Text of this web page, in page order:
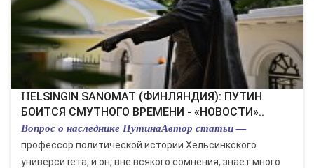
HELSINGIN SANOMAT (ФИНЛЯНДИЯ): ПУТИН
БОИТСЯ СМУТНОГО ВРЕМЕНИ - «НОВОСТИ»..
Вопрос о наследнике ПутинаАвтор статьи —
профессор политической истории Хельсинкского
университета, и он, вне всякого сомнения, знает много